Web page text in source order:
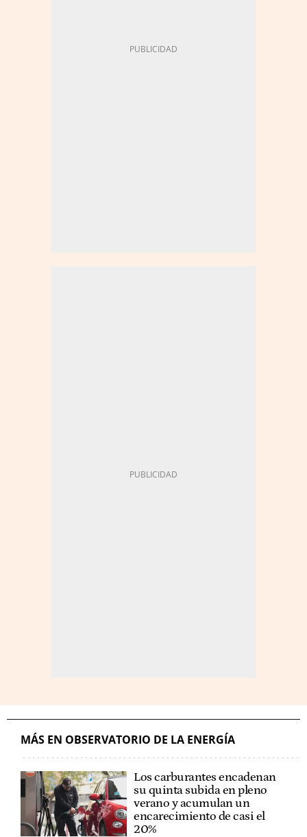
MÁS EN OBSERVATORIO DE LA ENERGÍA
Los carburantes encadenan
su quinta subida en pleno
verano y acumulan un
encarecimiento de casi el
20%